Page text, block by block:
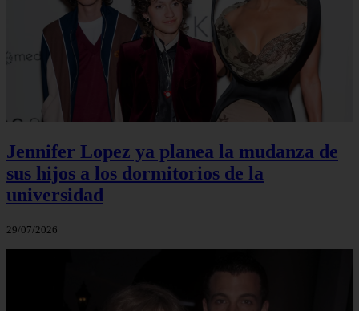
Jennifer Lopez ya planea la mudanza de
sus hijos a los dormitorios de la
universidad
29/07/2026